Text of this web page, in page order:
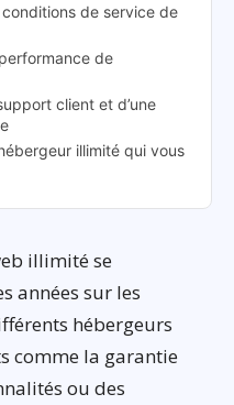
de service de
de
client et d’une
illimité qui vous
illimité se
années sur les
hébergeurs
comme la garantie
ou des